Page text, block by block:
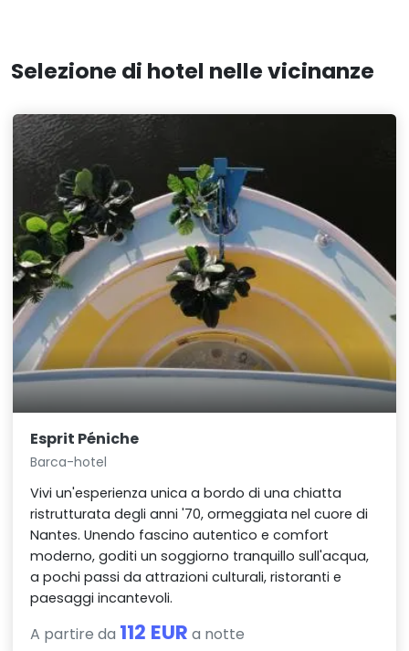
Selezione di hotel nelle vicinanze
Esprit Péniche
Barca-hotel
Vivi un'esperienza unica a bordo di una chiatta
ristrutturata degli anni '70, ormeggiata nel cuore di
Nantes. Unendo fascino autentico e comfort
moderno, goditi un soggiorno tranquillo sull'acqua,
a pochi passi da attrazioni culturali, ristoranti e
paesaggi incantevoli.
A partire da 112 EUR a notte